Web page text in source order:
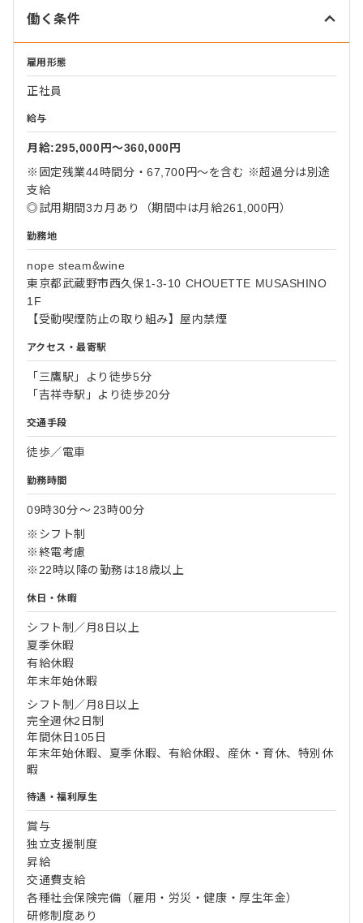
働く条件
雇用形態
正社員
給与
月給:295,000円〜360,000円
※固定残業44時間分・67,700円～を含む ※超過分は別途
支給
◎試用期間3カ月あり（期間中は月給261,000円）
勤務地
nope steam&wine
東京都武蔵野市西久保1-3-10 CHOUETTE MUSASHINO
1F
【受動喫煙防止の取り組み】屋内禁煙
アクセス・最寄駅
「三鷹駅」より徒歩5分
「吉祥寺駅」より徒歩20分
交通手段
徒歩／電車
勤務時間
09時30分〜 23時00分
※シフト制
※終電考慮
※22時以降の勤務は18歳以上
休日・休暇
シフト制／月8日以上
夏季休暇
有給休暇
年末年始休暇
シフト制／月8日以上
完全週休2日制
年間休日105日
年末年始休暇、夏季休暇、有給休暇、産休・育休、特別休
暇
待遇・福利厚生
賞与
独立支援制度
昇給
交通費支給
各種社会保険完備（雇用・労災・健康・厚生年金）
研修制度あり